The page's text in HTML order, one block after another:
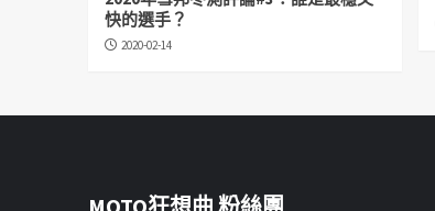
快的選手？
2020-02-14